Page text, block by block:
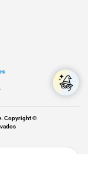
Copyright ©